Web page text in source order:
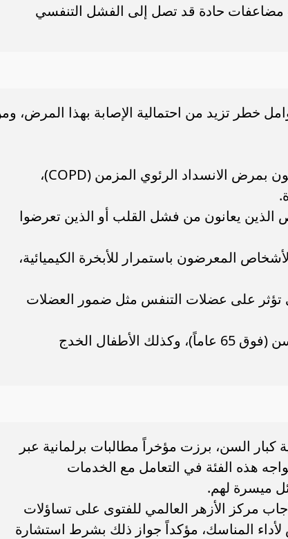
مضاعفات حادة قد تصل إلى الفشل التنفسي
خطر تزيد من احتمالية الإصابة بهذا المرض،
التاريخ المرضي للجهاز التنفسي: المصابون بمرض الانسداد الرئوي المزمن (COPD)،
الذين يعانون من فشل القلب أو الذين تعرضوا
المعرضون باستمرار للأبخرة الكيميائية،
تؤثر على عضلات التنفس مثل ضمور العضلات
عامل السن: تزداد المخاطر لدى كبار السن (فوق 65 عاماً)، وكذلك الأطفال الخدج
السن، برزت مؤخراً مطالبات برلمانية عبر
هذه الفئة في التعامل مع الخدمات
ميسرة لهم.
مركز الأزهر العالمي للفتوى على تساؤلات
لأداء المناسك، مؤكداً جواز ذلك بشرط استشارة